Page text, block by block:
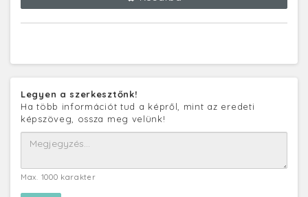
Legyen a szerkesztőnk!
Ha több információt tud a képről, mint az eredeti
képszöveg, ossza meg velünk!
Max. 1000 karakter